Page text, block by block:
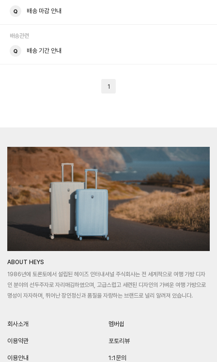
배송 마감 안내
배송관련
배송 기간 안내
1
ABOUT HEYS
1986년에 토론토에서 설립된 헤이즈 인터내셔널 주식회사는 전 세계적으로 여행 가방 디자
인 분야의 선두주자로 자리매김하였으며, 고급스럽고 세련된 디자인의 가벼운 여행 가방으로
명성이 자자하며, 뛰어난 장인정신과 품질을 자랑하는 브랜드로 널리 알려져 있습니다.
회사소개
이용약관
이용안내
멤버쉽
포토리뷰
1:1문의